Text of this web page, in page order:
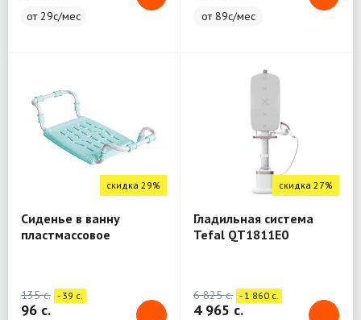
от 29с/мес от 89с/мес
скидка 29%
Сиденье в ванну
пластмассовое
135 c. - 39 c.
96 c.
скидка 27%
Гладильная система
Tefal QT1811E0
6 825 c. - 1 860 c.
4 965 c.